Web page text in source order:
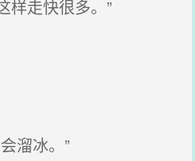
走快很多。”
溜冰。”